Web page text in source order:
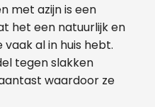
met azijn is een
het een natuurlijk en
al in huis hebt.
tegen slakken
waardoor ze